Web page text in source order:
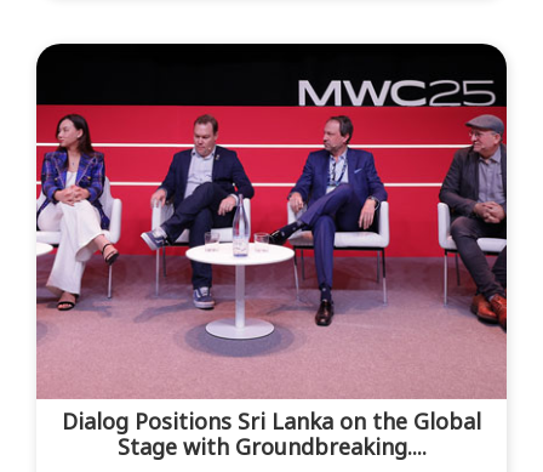
Dialog Positions Sri Lanka on the Global
Stage with Groundbreaking....